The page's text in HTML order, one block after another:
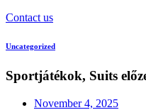
Contact us
Uncategorized
Sportjátékok, Suits
November 4, 2025